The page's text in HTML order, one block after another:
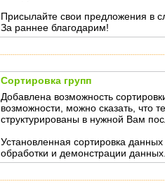
Присылайте свои предложения в
За раннее благодарим!
Сортировка групп
Добавлена возможность
возможности, можно сказать, что
структурированы в нужной Вам
Установленная сортировка
обработки и демонстрации